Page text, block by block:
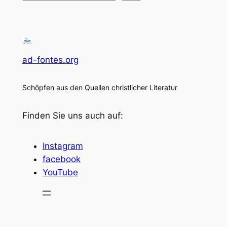
ad-fontes.org
Schöpfen aus den Quellen christlicher Literatur
Finden Sie uns auch auf:
Instagram
facebook
YouTube